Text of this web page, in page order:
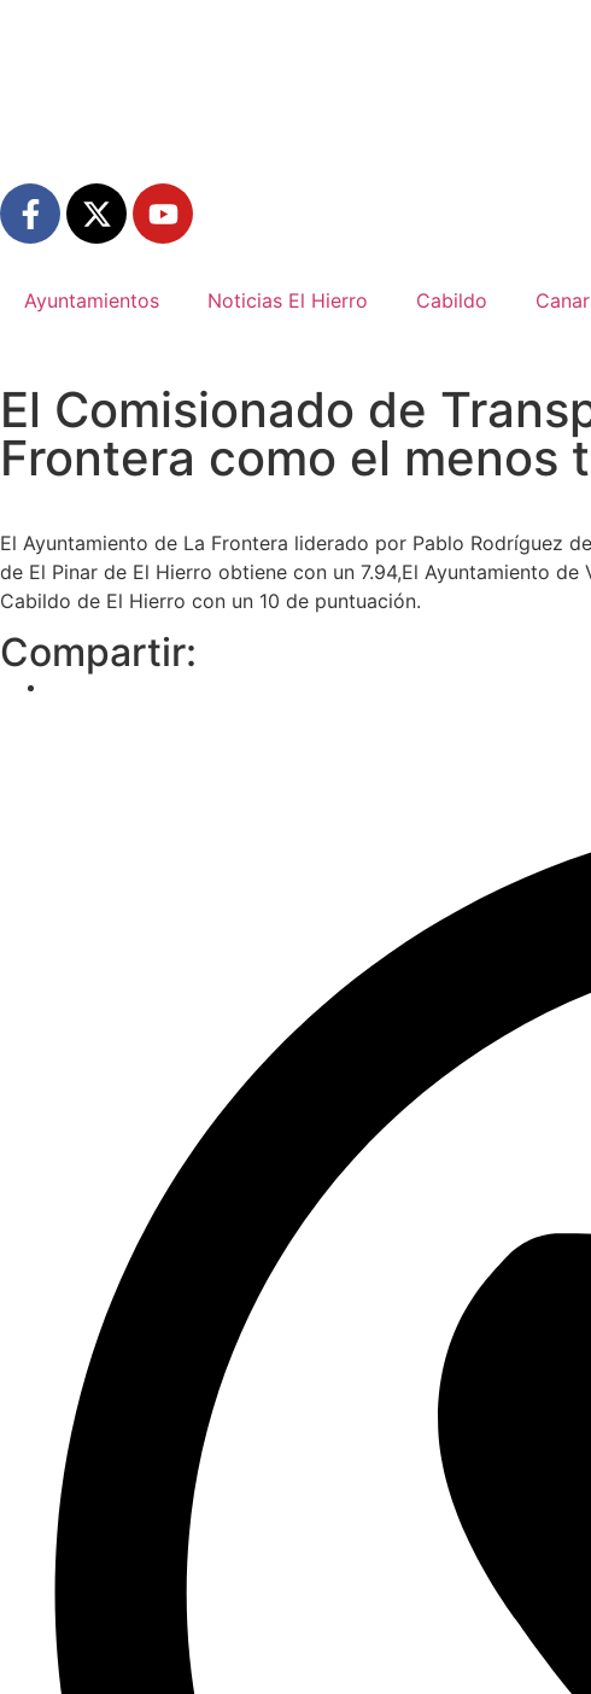
Ayuntamientos Noticias El Hierro Cabildo
El Comisionado de
Frontera como el menos
El Ayuntamiento de La Frontera liderado por Pablo Rodríguez
de El Pinar de El Hierro obtiene con un 7.94,El Ayuntamiento
Cabildo de El Hierro con un 10 de puntuación.
Compartir: